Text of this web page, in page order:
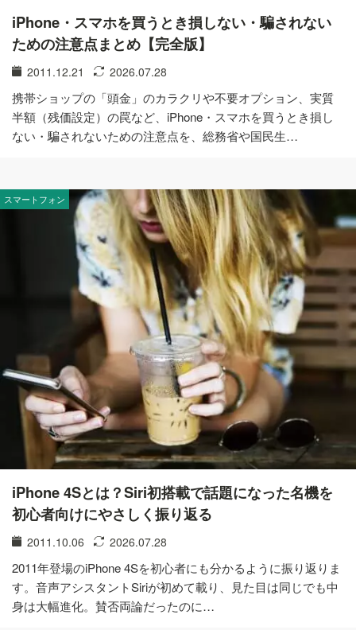
iPhone・スマホを買うとき損しない・騙されない
ための注意点まとめ【完全版】
2011.12.21 2026.07.28
携帯ショップの「頭金」のカラクリや不要オプション、実質
半額（残価設定）の罠など、iPhone・スマホを買うとき損し
ない・騙されないための注意点を、総務省や国民生…
スマートフォン
iPhone 4Sとは？Siri初搭載で話題になった名機を
初心者向けにやさしく振り返る
2011.10.06 2026.07.28
2011年登場のiPhone 4Sを初心者にも分かるように振り返りま
す。音声アシスタントSiriが初めて載り、見た目は同じでも中
身は大幅進化。賛否両論だったのに…